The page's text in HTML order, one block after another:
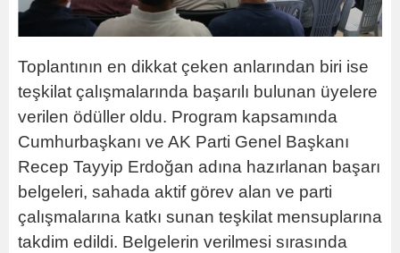
Toplantının en dikkat çeken anlarından biri ise
teşkilat çalışmalarında başarılı bulunan üyelere
verilen ödüller oldu. Program kapsamında
Cumhurbaşkanı ve AK Parti Genel Başkanı
Recep Tayyip Erdoğan adına hazırlanan başarı
belgeleri, sahada aktif görev alan ve parti
çalışmalarına katkı sunan teşkilat mensuplarına
takdim edildi. Belgelerin verilmesi sırasında